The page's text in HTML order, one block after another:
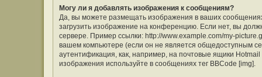
Могу ли я добавлять изображения к сообщениям?
Да, вы можете размещать изображения в ваших
загрузить изображение на конференцию. Если нет, вы
сервере. Пример ссылки: http://www.example.com/my-
вашем компьютере (если он не является общедоступным
аутентификация, как, например, на почтовые ящики
изображения используйте в сообщениях тег BBCode [img].